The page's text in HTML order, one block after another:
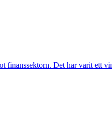
Det har varit ett